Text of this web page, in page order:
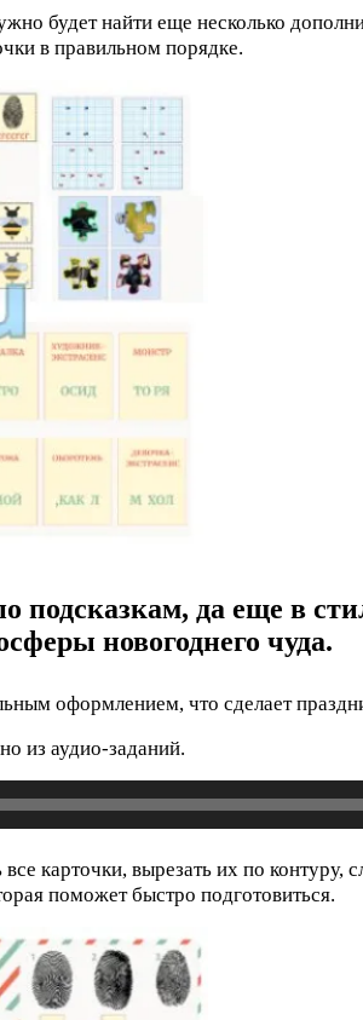
будет найти еще несколько
в правильном порядке.
подсказкам, да еще в
новогоднего чуда.
оформлением, что сделает
из аудио-заданий.
карточки, вырезать их по контуру,
поможет быстро подготовиться.